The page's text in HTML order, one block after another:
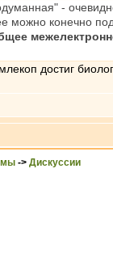
-
можно конечно
достиг
-> Дискуссии